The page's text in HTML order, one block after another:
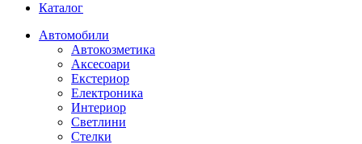
Каталог
Автомобили
Автокозметика
Аксесоари
Екстериор
Електроника
Интериор
Светлини
Стелки